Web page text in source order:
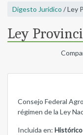
Digesto Jurídico / Ley
Ley
Consejo Federal
régimen de la Ley
Incluida en: Histórico